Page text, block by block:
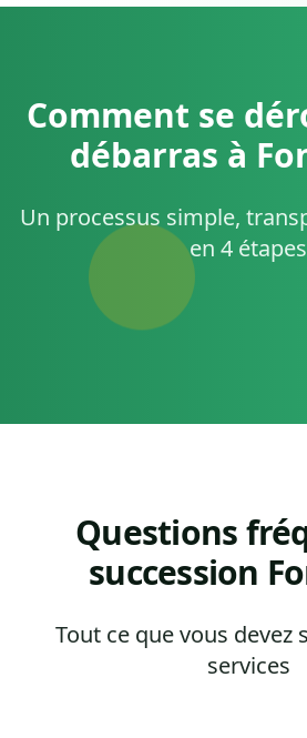
Comment se
débarras à
Un processus simple,
en 4 étapes
Questions
succession
Tout ce que vous devez
services